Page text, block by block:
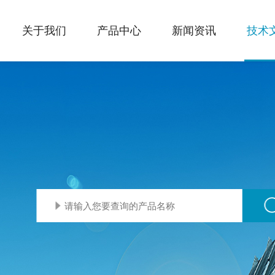
关于我们 产品中心 新闻资讯 技术